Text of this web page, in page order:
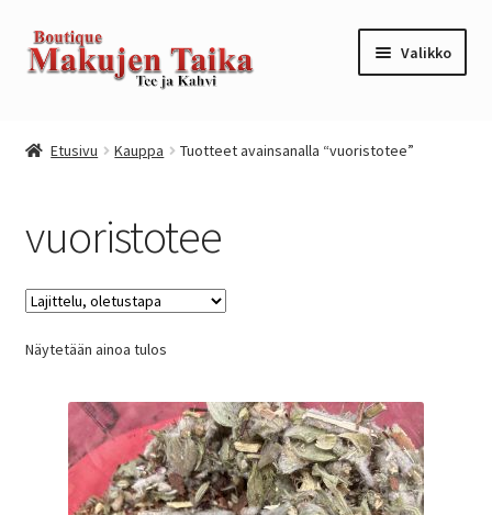
Siirry
navigointiin
Siirry
sisältöön
Valikko
Kassa
Kauppa
Oma tili
Ostoskori
Tilaus- ja sopimusehdot
Etusivu Kauppa Tuotteet avainsanalla “vuoristotee”
vuoristotee
Näytetään ainoa tulos